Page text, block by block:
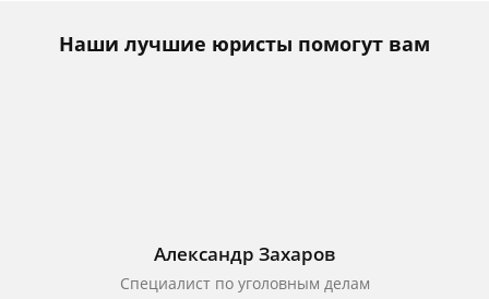
Наши лучшие юристы помогут вам
Александр Захаров
Специалист по уголовным делам